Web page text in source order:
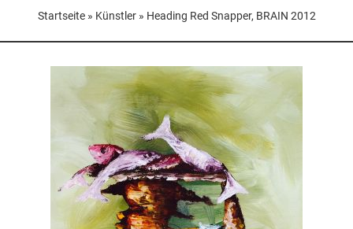
AFRIKANISCHE TIERE
HAITIANISCHE BILDER
POP ART
ZEITGENÖSSISCHE KUNST
AKT
GOLF
Startseite» Künstler» Heading Red Snapper, BRAIN 2012